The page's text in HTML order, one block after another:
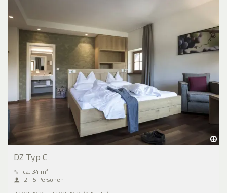
DZ Typ C
⤡ ca. 34 m²
2 - 5 Personen